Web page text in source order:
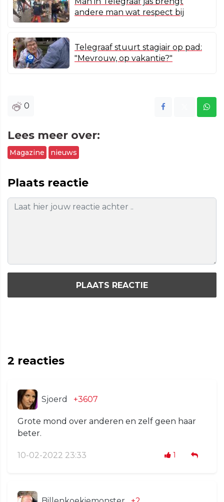
andere man wat respect bij
Telegraaf stuurt stagiair op pad:
"Mevrouw, op vakantie?"
0
Lees meer over:
Magazine nieuws
Plaats reactie
PLAATS REACTIE
2 reacties
Sjoerd +3607
Grote mond over anderen en zelf geen haar
beter.
10-02-2022 23:33 1